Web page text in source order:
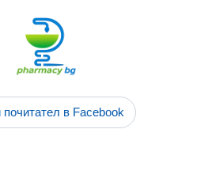
в Facebook